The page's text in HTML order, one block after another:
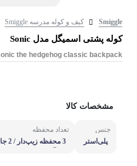
Smiggle کیف و کوله مدرسه Smiggle
کوله پشتی اسمیگل مدل Sonic
the hedgehog classic backpack
مشخصات کالا
جنس
پلی‌استر
تعداد محفظه
3